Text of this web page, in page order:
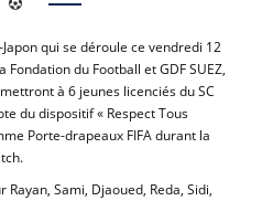
qui se déroule ce vendredi 12
du Football et GDF SUEZ,
à 6 jeunes licenciés du SC
du dispositif « Respect Tous
Porte-drapeaux FIFA durant la
Sami, Djaoued, Reda, Sidi,